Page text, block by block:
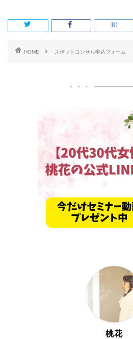
HOME スポットコンサル申込フォーム
桃花